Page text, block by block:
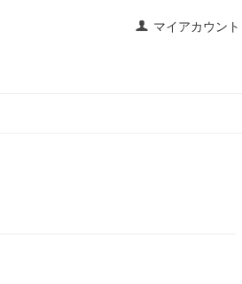
マイアカウント